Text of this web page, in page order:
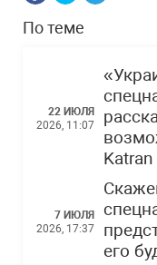
По теме
22 ИЮЛЯ
2026, 11:07
Katran
7 ИЮЛЯ
2026, 17:37
его